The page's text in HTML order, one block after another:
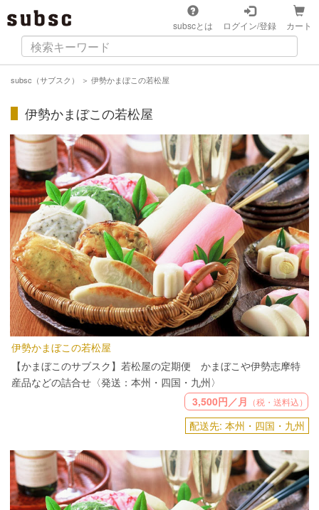
subscとは ログイン/登録 カート
subsc（サブスク） ＞ 伊勢かまぼこの若松屋
伊勢かまぼこの若松屋
伊勢かまぼこの若松屋
【かまぼこのサブスク】若松屋の定期便 かまぼこや伊勢志摩特
産品などの詰合せ〈発送：本州・四国・九州〉
3,500円／月 （税・送料込）
配送先: 本州・四国・九州